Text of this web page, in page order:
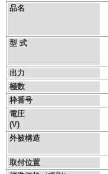
品名
型 式
出力
極数
枠番号
電圧
(V)
外被構造
取付位置